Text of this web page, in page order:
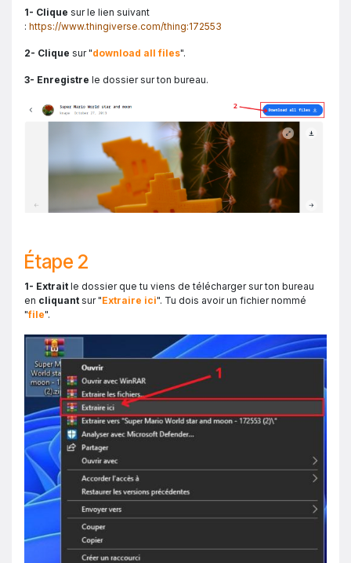
1- Clique sur le lien suivant
: https://www.thingiverse.com/thing:172553
2- Clique sur "download all files".
3- Enregistre le dossier sur ton bureau.
Étape 2
1- Extrait le dossier que tu viens de télécharger sur ton bureau
en cliquant sur "Extraire ici". Tu dois avoir un fichier nommé
"file".